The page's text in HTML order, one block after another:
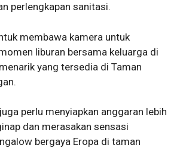
perlengkapan sanitasi.
membawa kamera untuk
liburan bersama keluarga di
yang tersedia di Taman
perlu menyiapkan anggaran lebih
dan merasakan sensasi
bergaya Eropa di taman